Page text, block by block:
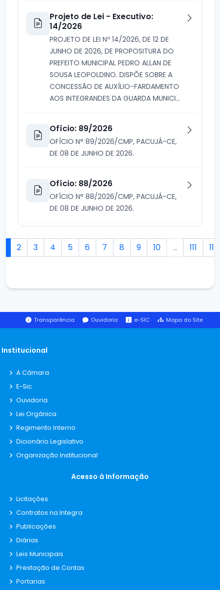
Projeto de Lei - Executivo:
14/2026
PROJETO DE LEI Nº 14/2026, DE 12 DE
JUNHO DE 2026, DE PROPOSITURA DO
PREFEITO MUNICIPAL PEDRO ALLAN DE
SOUSA LEOPOLDINO. DISPÕE SOBRE A
CONCESSÃO DE AUXÍLIO-FARDAMENTO
AOS INTEGRANDES DA GUARDA MUNICI...
Ofício: 89/2026
OFÍCIO N° 89/2026/CMP, PACUJÁ-CE,
DE 08 DE JUNHO DE 2026.
Ofício: 88/2026
OFÍCIO N° 88/2026/CMP, PACUJÁ-CE,
DE 08 DE JUNHO DE 2026.
2 3 4 5 6 7 8 9 10 ... 111 112
Transparência Ouvidoria e-SIC Mapa do Site
Institucional
A Câmara
E-Sic
Ouvidoria
Lei Orgânica
Regimento Interno
Dicionário Legislativo
Organização Institucional
Acesso à Informação
Licitações
Contratos na Integra
Publicações
Diárias
Leis Municipais
Prestação de Contas
Portarias